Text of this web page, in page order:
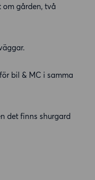
om gården, två
bil & MC i samma
det finns shurgard